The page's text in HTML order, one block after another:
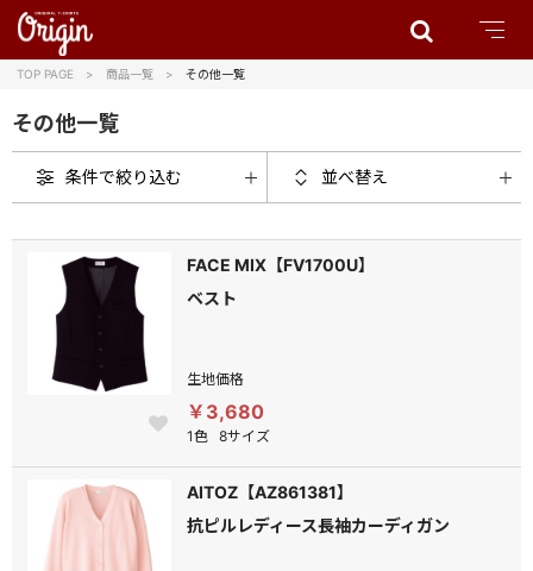
TOP PAGE 商品一覧 その他一覧
その他一覧
条件で絞り込む 並べ替え
FACE MIX【FV1700U】
ベスト
生地価格
￥3,680
1色 8サイズ
AITOZ【AZ861381】
抗ピルレディース長袖カーディガン